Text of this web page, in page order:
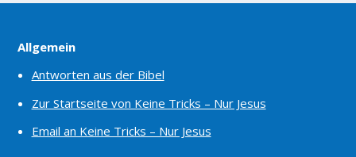
Allgemein
Antworten aus der Bibel
Zur Startseite von Keine Tricks – Nur Jesus
Email an Keine Tricks – Nur Jesus